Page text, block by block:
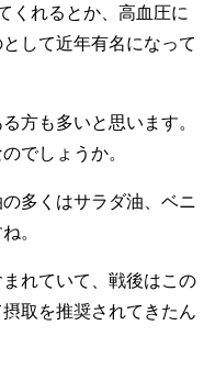
くれるとか、高血圧に
して近年有名になって
方も多いと思います。
でしょうか。
多くはサラダ油、ベニ
。
れていて、戦後はこの
取を推奨されてきたん